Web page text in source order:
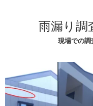
雨漏り調
現場での調